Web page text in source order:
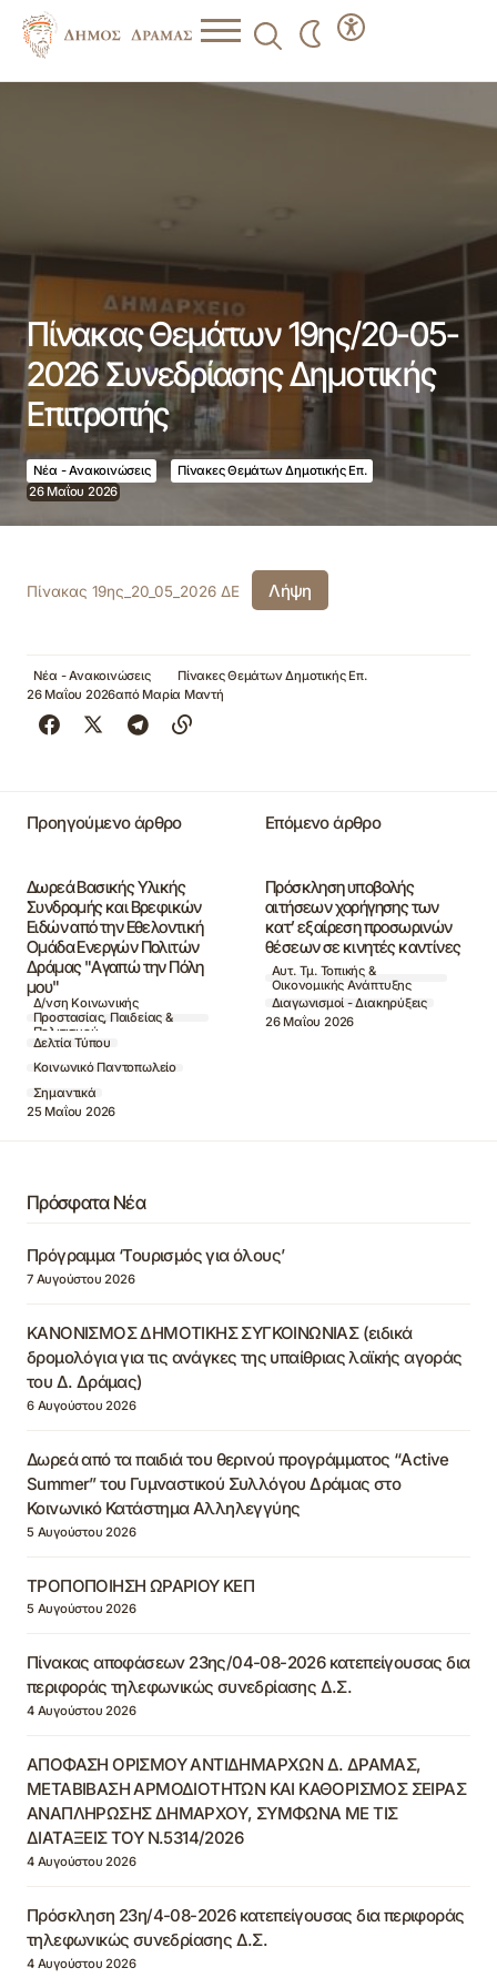
Πίνακας Θεμάτων 19ης/20-05-2026 Συνεδρίασης
Πίνακας Θεμάτων 19ης/20-05-
2026 Συνεδρίασης Δημοτικής
Επιτροπής
Νέα - Ανακοινώσεις
Πίνακες Θεμάτων Δημοτικής Επ.
26 Μαΐου 2026
Πίνακας 19ης_20_05_2026 ΔΕ Λήψη
Νέα - Ανακοινώσεις
Πίνακες Θεμάτων Δημοτικής Επ.
26 Μαΐου 2026από Μαρία Μαντή
Προηγούμενο άρθρο
Δωρεά Βασικής Υλικής
Συνδρομής και Βρεφικών
Ειδών από την Εθελοντική
Ομάδα Ενεργών Πολιτών
Δράμας "Αγαπώ την Πόλη
μου"
Δ/νση Κοινωνικής
Προστασίας, Παιδείας &
Πολιτισμού
Δελτία Τύπου
Κοινωνικό Παντοπωλείο
Σημαντικά
25 Μαΐου 2026
Επόμενο άρθρο
Πρόσκληση υποβολής
αιτήσεων χορήγησης των
κατ’ εξαίρεση προσωρινών
θέσεων σε κινητές καντίνες
Αυτ. Τμ. Τοπικής &
Οικονομικής Ανάπτυξης
Διαγωνισμοί - Διακηρύξεις
26 Μαΐου 2026
Πρόσφατα Νέα
Πρόγραμμα ‘Τουρισμός για όλους’
7 Αυγούστου 2026
ΚΑΝΟΝΙΣΜΟΣ ΔΗΜΟΤΙΚΗΣ ΣΥΓΚΟΙΝΩΝΙΑΣ (ειδικά
δρομολόγια για τις ανάγκες της υπαίθριας λαϊκής αγοράς
του Δ. Δράμας)
6 Αυγούστου 2026
Δωρεά από τα παιδιά του θερινού προγράμματος “Active
Summer” του Γυμναστικού Συλλόγου Δράμας στο
Κοινωνικό Κατάστημα Αλληλεγγύης
5 Αυγούστου 2026
ΤΡΟΠΟΠΟΙΗΣΗ ΩΡΑΡΙΟΥ ΚΕΠ
5 Αυγούστου 2026
Πίνακας αποφάσεων 23ης/04-08-2026 κατεπείγουσας δια
περιφοράς τηλεφωνικώς συνεδρίασης Δ.Σ.
4 Αυγούστου 2026
ΑΠΟΦΑΣΗ ΟΡΙΣΜΟΥ ΑΝΤΙΔΗΜΑΡΧΩΝ Δ. ΔΡΑΜΑΣ,
ΜΕΤΑΒΙΒΑΣΗ ΑΡΜΟΔΙΟΤΗΤΩΝ ΚΑΙ ΚΑΘΟΡΙΣΜΟΣ ΣΕΙΡΑΣ
ΑΝΑΠΛΗΡΩΣΗΣ ΔΗΜΑΡΧΟΥ, ΣΥΜΦΩΝΑ ΜΕ ΤΙΣ
ΔΙΑΤΑΞΕΙΣ ΤΟΥ Ν.5314/2026
4 Αυγούστου 2026
Πρόσκληση 23η/4-08-2026 κατεπείγουσας δια περιφοράς
τηλεφωνικώς συνεδρίασης Δ.Σ.
4 Αυγούστου 2026